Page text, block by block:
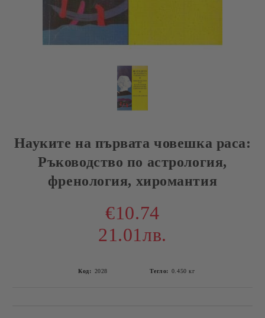
Науките на първата човешка раса:
Ръководство по астрология,
френология, хиромантия
€10.74
21.01лв.
Код: 2028 Тегло: 0.450 кг